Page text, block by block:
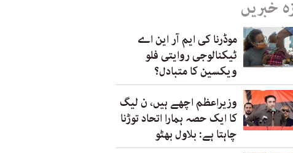
خبریں
موڈرنا کی ایم آر این اے
ٹیکنالوجی روایتی فلو
ویکسین کا متبادل؟
وزیراعظم اچھے ہیں، ن لیگ
کا ایک حصہ ہمارا اتحاد توڑنا
چاہتا ہے: بلاول بھٹو